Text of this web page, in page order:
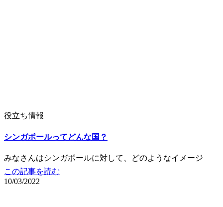
役立ち情報
シンガポールってどんな国？
みなさんはシンガポールに対して、どのようなイメージ
この記事を読む
10/03/2022